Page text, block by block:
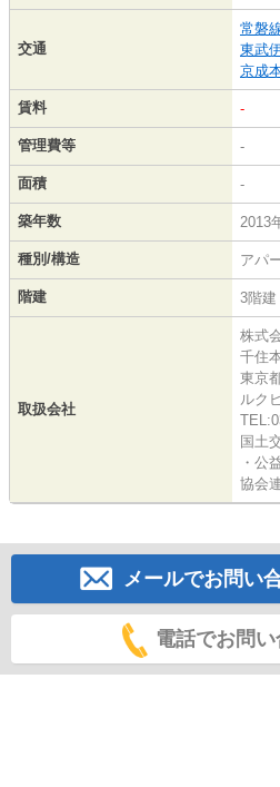
交通
常磐
東武
京成
賃料 -
管理費等 -
面積 -
築年数 2013
種別/構造 アパ
階建 3階建
取扱会社
株式
千住
東京
ルク
国土
・公
協会
メールでお問い
電話でお問